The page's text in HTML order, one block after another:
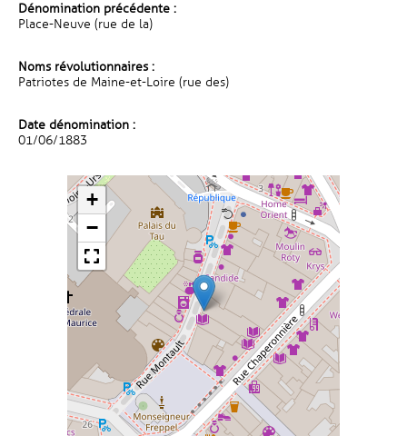
Dénomination précédente :
Place-Neuve (rue de la)
Noms révolutionnaires :
Patriotes de Maine-et-Loire (rue des)
Date dénomination :
01/06/1883
+
−